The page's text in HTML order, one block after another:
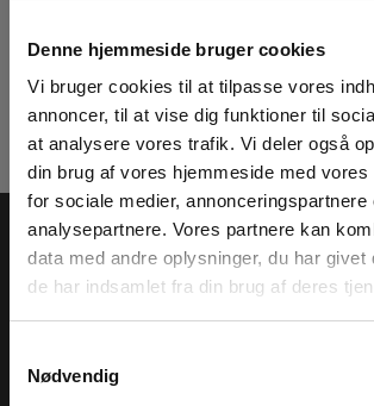
Denne hjemmeside bruger cookies
Vi bruger cookies til at tilpasse vores
annoncer, til at vise dig funktioner til
at analysere vores trafik. Vi deler også
din brug af vores hjemmeside med vores
for sociale medier, annonceringspartnere
analysepartnere. Vores partnere kan
data med andre oplysninger, du har givet
de har indsamlet fra din brug af deres
Nødvendig
GDPR Persondatabeskyttelse
nyhedsbrevet når som helst via et link i nyhedsmailen.
Ryttermarken 2
Privat Erhverv